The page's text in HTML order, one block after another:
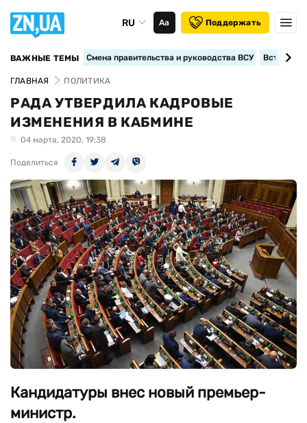
RU Аа Поддержать
ВАЖНЫЕ ТЕМЫ Смена правительства и руководства ВСУ
ГЛАВНАЯ ПОЛИТИКА
РАДА УТВЕРДИЛА КАДРОВЫЕ
ИЗМЕНЕНИЯ В КАБМИНЕ
04 марта, 2020, 19:38
Поделиться
Кандидатуры внес новый премьер-
министр.